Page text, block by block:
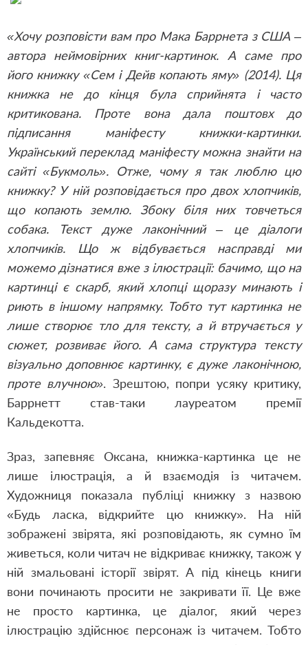
«Хочу розповісти вам про Мака Баррнета з США –
автора неймовірних книг-картинок. А саме про
його книжку «Сем і Дейв копають яму» (2014). Ця
книжка не до кінця була сприйнята і часто
критикована. Проте вона дала поштовх до
підписання маніфесту книжки-картинки.
Український переклад маніфесту можна знайти на
сайті «Букмоль». Отже, чому я так люблю цю
книжку? У ній розповідається про двох хлопчиків,
що копають землю. Збоку біля них товчеться
собака. Текст дуже лаконічний – це діалоги
хлопчиків. Що ж відбувається насправді ми
можемо дізнатися вже з ілюстрації: бачимо, що на
картинці є скарб, який хлопці щоразу минають і
риють в іншому напрямку. Тобто тут картинка не
лише створює тло для тексту, а й втручається у
сюжет, розвиває його. А сама структура тексту
візуально доповнює картинку, є дуже лаконічною,
проте влучною». Зрештою, попри усяку критику,
Баррнетт став-таки лауреатом премії
Кальдекотта.
Зраз, запевняє Оксана, книжка-картинка це не
лише ілюстрація, а й взаємодія із читачем.
Художниця показала публіці книжку з назвою
«Будь ласка, відкрийте цю книжку». На ній
зображені звірята, які розповідають, як сумно їм
живеться, коли читач не відкриває книжку, також у
ній змальовані історії звірят. А під кінець книги
вони починають просити не закривати її. Це вже
не просто картинка, це діалог, який через
ілюстрацію здійснює персонаж із читачем. Тобто